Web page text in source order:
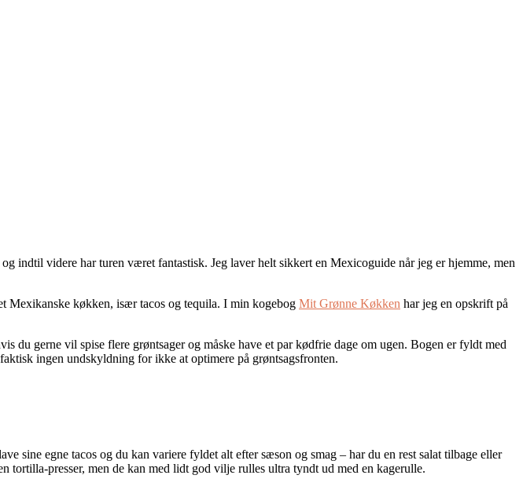
indtil videre har turen været fantastisk. Jeg laver helt sikkert en Mexicoguide når jeg er hjemme, men
Mexikanske køkken, især tacos og tequila. I min kogebog Mit Grønne Køkken har jeg en opskrift på
du gerne vil spise flere grøntsager og måske have et par kødfrie dage om ugen. Bogen er fyldt med
ingen undskyldning for ikke at optimere på grøntsagsfronten.
sine egne tacos og du kan variere fyldet alt efter sæson og smag – har du en rest salat tilbage eller
tortilla-presser, men de kan med lidt god vilje rulles ultra tyndt ud med en kagerulle.